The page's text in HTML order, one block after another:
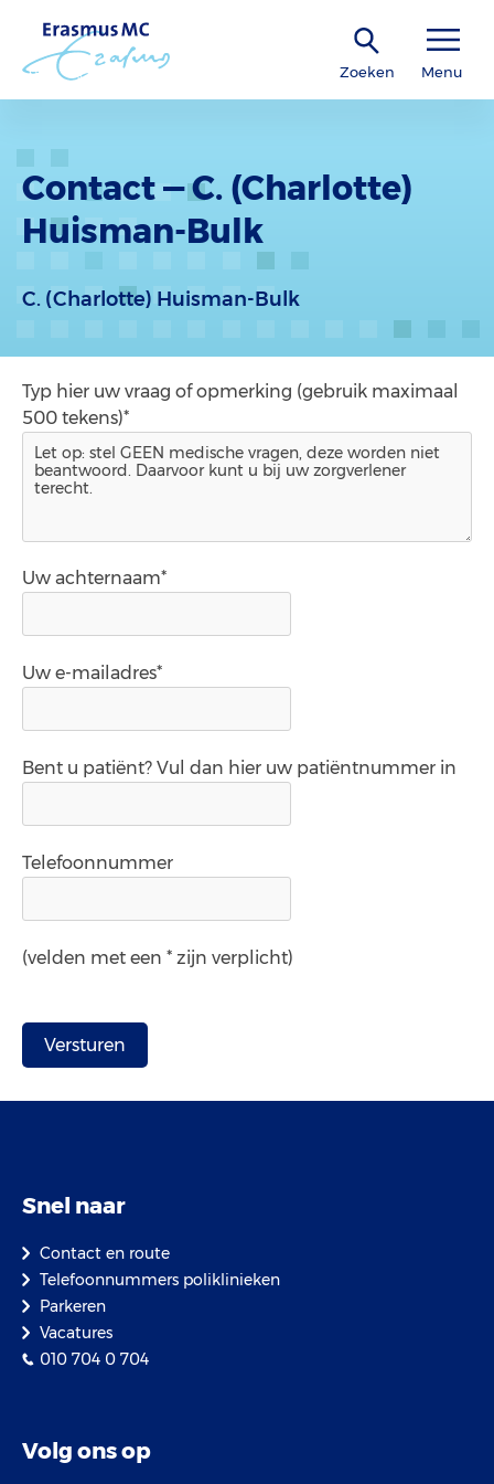
Zoeken Menu
Contact — C. (Charlotte)
Huisman-Bulk
C. (Charlotte) Huisman-Bulk
Typ hier uw vraag of opmerking (gebruik maximaal
500 tekens)*
Uw achternaam*
Uw e-mailadres*
Bent u patiënt? Vul dan hier uw patiëntnummer in
Telefoonnummer
(velden met een * zijn verplicht)
Snel naar
Contact en route
Telefoonnummers poliklinieken
Parkeren
Vacatures
010 704 0 704
Volg ons op